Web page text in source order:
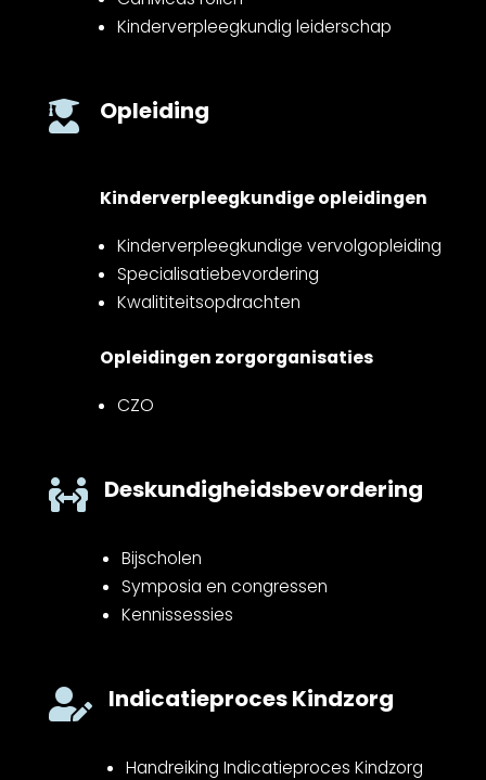
Kinderverpleegkundig leiderschap
 Opleiding
Kinderverpleegkundige opleidingen
Kinderverpleegkundige vervolgopleiding
Specialisatiebevordering
Kwalititeitsopdrachten
Opleidingen zorgorganisaties
CZO
 Deskundigheidsbevordering
Bijscholen
Symposia en congressen
Kennissessies
 Indicatieproces Kindzorg
Handreiking Indicatieproces Kindzorg